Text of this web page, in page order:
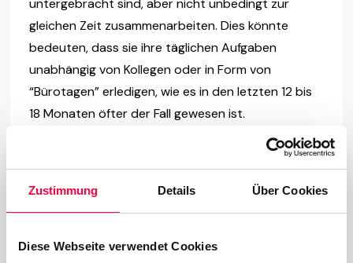
Zustimmung Details Über Cookies
Diese Webseite verwendet Cookies
untergebracht sind, aber nicht unbedingt zur
gleichen Zeit zusammenarbeiten. Dies könnte
bedeuten, dass sie ihre täglichen Aufgaben
unabhängig von Kollegen oder in Form von
“Bürotagen” erledigen, wie es in den letzten 12 bis
18 Monaten öfter der Fall gewesen ist.
Die Art “Gemeinsam, getrennt” ist zwar nicht neu,
wurde aber im Laufe des Jahres 2020 zu einer